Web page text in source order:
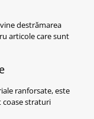
destrămarea
articole care sunt
ranforsate, este
coase straturi